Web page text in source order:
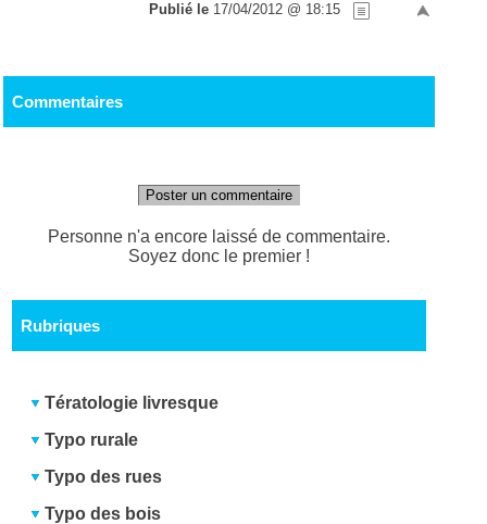
Publié le 17/04/2012 @ 18:15
Commentaires
Poster un commentaire
Personne n'a encore laissé de commentaire.
Soyez donc le premier !
Rubriques
Tératologie livresque
Typo rurale
Typo des rues
Typo des bois